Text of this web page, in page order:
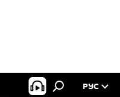
РУС